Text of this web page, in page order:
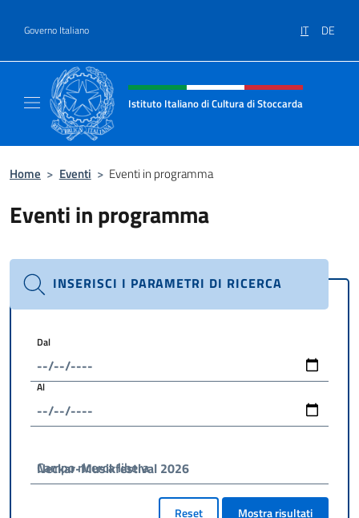
Governo Italiano IT DE
Intestazione sito, social e menù
Istituto Italiano di Cultura di Stoccarda
Home > Eventi > Eventi in programma
Eventi in programma
INSERISCI I PARAMETRI DI RICERCA
Dal
Al
Campo ricerca libera
Reset Mostra risultati